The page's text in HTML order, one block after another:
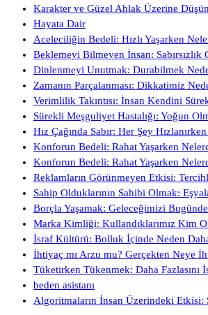
Karakter ve Güzel Ahlak Üzerine
Hayata Dair
Aceleciliğin Bedeli: Hızlı Yaşarken
Beklemeyi Bilmeyen İnsan: Sabırsızlık
Dinlenmeyi Unutmak: Durabilmek
Zamanın Parçalanması: Dikkatimiz
Verimlilik Takıntısı: İnsan Kendini
Sürekli Meşguliyet Hastalığı: Yoğun
Hız Çağında Sabır: Her Şey
Konforun Bedeli: Rahat Yaşarken
Konforun Bedeli: Rahat Yaşarken
Reklamların Görünmeyen Etkisi:
Sahip Olduklarının Sahibi Olmak:
Borçla Yaşamak: Geleceğimizi
Marka Kimliği: Kullandıklarımız Kim
İsraf Kültürü: Bolluk İçinde Neden
İhtiyaç mı Arzu mu? Gerçekten Neye
Tüketirken Tükenmek: Daha Fazlasını
beden asistanı
Algoritmaların İnsan Üzerindeki